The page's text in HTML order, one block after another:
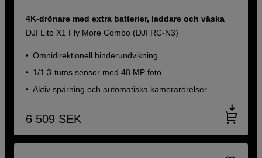
4K-drönare med extra batterier, laddare och väska
DJI Lito X1 Fly More Combo (DJI RC-N3)
Omnidirektionell hinderundvikning
1/1.3-tums sensor med 48 MP foto
Aktiv spårning och automatiska kamerarörelser
6 509 SEK